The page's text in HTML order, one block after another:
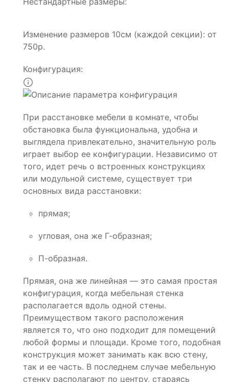
Изменение размеров 10см (каждой секции): от
750р.
Конфигурация:
При расстановке мебели в комнате, чтобы
обстановка была функциональна, удобна и
выглядела привлекательно, значительную роль
играет выбор ее конфигурации. Независимо от
того, идет речь о встроенных конструкциях
или модульной системе, существует три
основных вида расстановки:
прямая;
угловая, она же Г-образная;
П-образная.
Прямая, она же линейная — это самая простая
конфигурация, когда мебельная стенка
располагается вдоль одной стены.
Преимуществом такого расположения
является то, что оно подходит для помещений
любой формы и площади. Кроме того, подобная
конструкция может занимать как всю стену,
так и ее часть. В последнем случае мебельную
стенку располагают по центру, стараясь